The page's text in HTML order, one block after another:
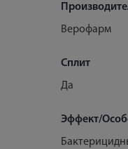
Верофарм
Сплит
Да
Эффект/